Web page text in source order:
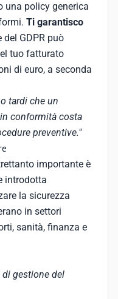
una policy generica
Ti garantisco
del GDPR può
tuo fatturato
di euro, a seconda
tardi che un
conformità costa
preventive."
importante è
introdotta
la sicurezza
in settori
sanità, finanza e
gestione del